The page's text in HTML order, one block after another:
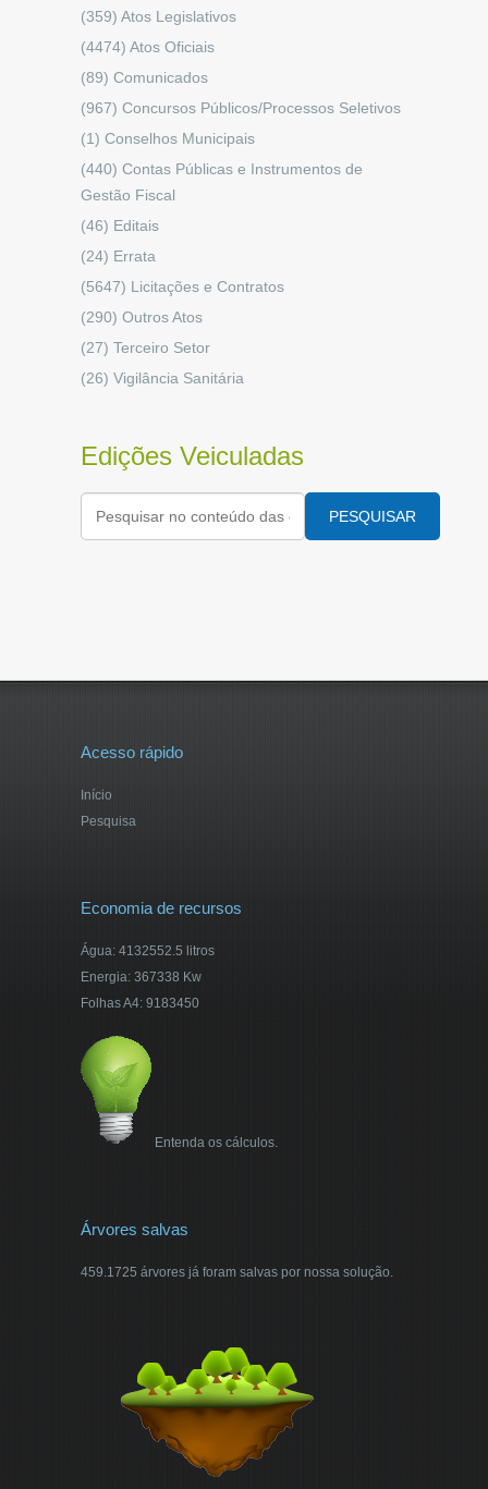
(359) Atos Legislativos
(4474) Atos Oficiais
(89) Comunicados
(967) Concursos Públicos/Processos Seletivos
(1) Conselhos Municipais
(440) Contas Públicas e Instrumentos de
Gestão Fiscal
(46) Editais
(24) Errata
(5647) Licitações e Contratos
(290) Outros Atos
(27) Terceiro Setor
(26) Vigilância Sanitária
Edições Veiculadas
PESQUISAR
Acesso rápido
Início
Pesquisa
Economia de recursos
Água: 4132552.5 litros
Energia: 367338 Kw
Folhas A4: 9183450
Entenda os cálculos.
Árvores salvas
459.1725 árvores já foram salvas por nossa solução.